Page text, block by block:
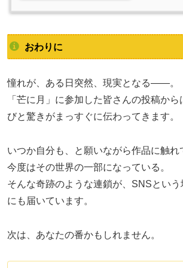
おわりに
憧れが、ある日突然、現実となる——。
「芒に月」に参加した皆さんの投稿か
びと驚きがまっすぐに伝わってきます。
いつか自分も、と願いながら作品に触れ
今度はその世界の一部になっている。
そんな奇跡のような連鎖が、SNSとい
にも届いています。
次は、あなたの番かもしれません。